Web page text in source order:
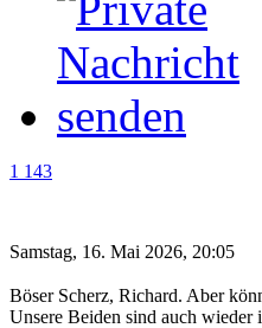
1 143
Samstag, 16. Mai 2026, 20:05
Böser Scherz, Richard. Aber
Unsere Beiden sind auch wieder